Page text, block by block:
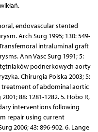
endovascular stented
Arch Surg 1995; 130: 549-
Transfemoral intraluminal graft
Ann Vasc Surg 1991; 5:
tętniaków podnerkowych aorty
Chirurgia Polska 2003; 5:
treatment of abdominal aortic
88: 1281-1282. 5. Hobo R,
interventions following
repair using current
2006; 43: 896-902. 6. Lange